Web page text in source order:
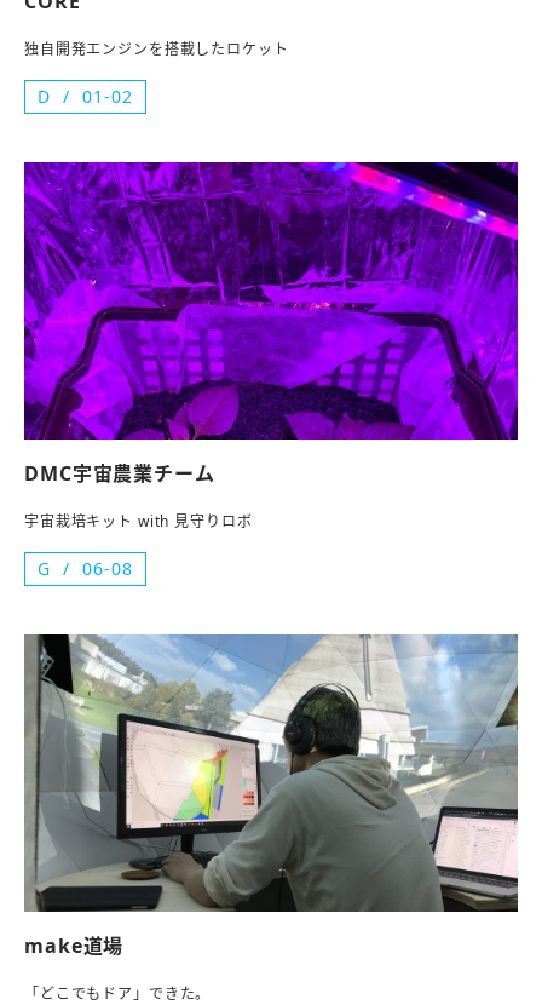
独自開発エンジンを搭載したロケット
D 01-02
DMC宇宙農業チーム
宇宙栽培キット with 見守りロボ
G 06-08
make道場
「どこでもドア」できた。